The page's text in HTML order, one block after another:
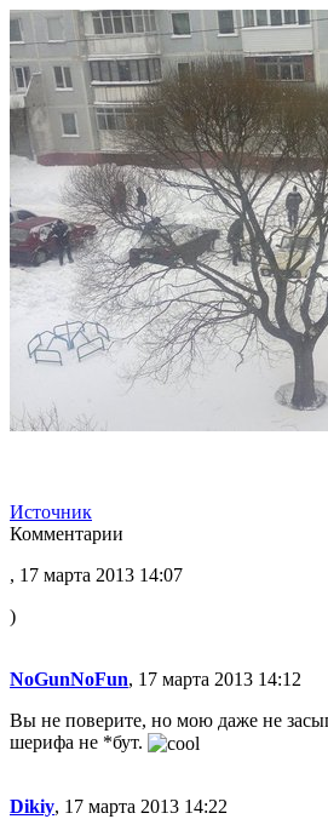
Источник
Комментарии
, 17 марта 2013 14:07
)
NoGunNoFun, 17 марта 2013 14:12
Вы не поверите, но мою даже не
шерифа не *бут.
Dikiy, 17 марта 2013 14:22